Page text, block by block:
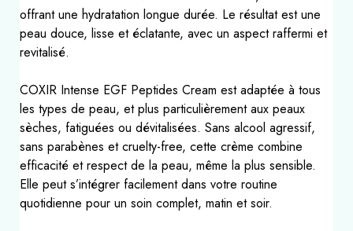
offrant une hydratation longue durée. Le résultat est une
peau douce, lisse et éclatante, avec un aspect raffermi et
revitalisé.
COXIR Intense EGF Peptides Cream est adaptée à tous
les types de peau, et plus particulièrement aux peaux
sèches, fatiguées ou dévitalisées. Sans alcool agressif,
sans parabènes et cruelty-free, cette crème combine
efficacité et respect de la peau, même la plus sensible.
Elle peut s’intégrer facilement dans votre routine
quotidienne pour un soin complet, matin et soir.